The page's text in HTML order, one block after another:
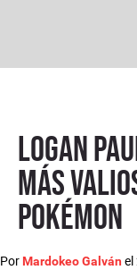
Logan
más
Pokémon
Por Mardokeo Galván el